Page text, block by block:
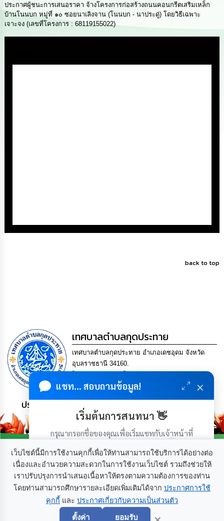
นโยบาย
No
Gift
Policy
การ
ร้อง
เรียน
กิจการ
สภา
ท้อง
ถิ่น
ของ
เรา
การ
จัดการ
ความ
รู้
ข้อมูล
ประกาศผู้ชนะการเสนอราคา จ้างโครงการก่อสร้างถนนคอนกรีตเสริมเหล็ก
บ้านโนนบก หมู่ที่ ๑๐ ซอยนาเลิงจาน (โนนบก - นาประดู่) โดยวิธีเฉพาะ
เจาะจง (เลขที่โครงการ : 68119155022)
back to top
แชท... สอบถามข้อมูล! ×
เริ่มต้นการสนทนา 👋
กรุณากรอกชื่อของคุณเพื่อเริ่มแชทกับเจ้าหน้าที่
เริ่มแชท
เทศบาลตำบลกุดประทาย
เทศบาลตำบลกุดประทาย อำเภอเดชอุดม จังหวัด
อุบลราชธานี 34160.
saraban@kudprathay.go.th
ประชาชน มีภูมิคุ้มกัน พึ่งพาตนเอง พอเพียง เป็นสุข
เกี่ยวกับเรา ติดต่อเรา
เว็บไซต์นี้มีการใช้งานคุกกี้เพื่อให้ท่านสามารถใช้บริการได้อย่างต่อ
เนื่องและอำนวยความสะดวกในการใช้งานเว็บไซต์ รวมถึงช่วยให้
เราปรับปรุงการนำเสนอเนื้อหาให้ตรงตามความต้องการของท่าน
โดยท่านสามารถศึกษารายละเอียดเพิ่มเติมได้จาก ประกาศการใช้
คุกกี้ และ ประกาศเกี่ยวกับความเป็นส่วนตัว
ตั้งค่า ยอมรับ